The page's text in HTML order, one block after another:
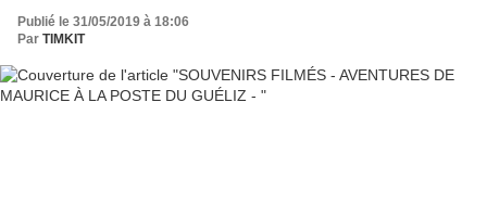
Publié le 31/05/2019 à 18:06
Par TIMKIT